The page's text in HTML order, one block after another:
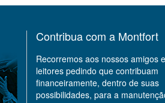
Contribua com a Montfort
Recorremos aos nossos amigos e
leitores pedindo que contribuam
financeiramente, dentro de suas
possibilidades, para a